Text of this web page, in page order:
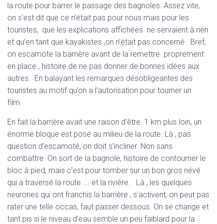
la route pour barrer le passage des bagnoles. Assez vite,
on s’est dit que ce n’était pas pour nous mais pour les
touristes, que les explications affichées ne servaient à rien
et qu’en tant que kayakistes ,on n’était pas concerné . Bref,
on escamote la barrière avant de la remettre proprement
en place., histoire de ne pas donner de bonnes idées aux
autres. En balayant les remarques désobligeantes des
touristes au motif qu’on a l’autorisation pour tourner un
film.
En fait la barrière avait une raison d’être. 1 km plus loin, un
énorme bloque est posé au milieu de la route. Là , pas
question d’escamoté, on doit s’incliner. Non sans
combattre. On sort de la bagnole, histoire de contourner le
bloc à pied, mais c’est pour tomber sur un bon gros névé
qui a traversé la route …. et la rivière. Là , les quelques
neurones qui ont franchis la barrière , s’activent, on peut pas
rater une telle occas, faut passer dessous. On se change et
tant pis si le niveau d’eau semble un peu faiblard pour la